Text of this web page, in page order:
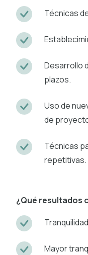
Técnicas
Desarrollo
plazos.
Uso de
de
Técnicas
repetitivas.
¿Qué resultados
Mayor